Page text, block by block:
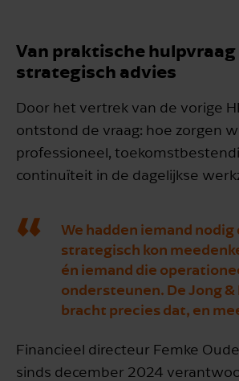
Van praktische hulpvraag
strategisch advies
Door het vertrek van de vorige
ontstond de vraag: hoe zorgen
professioneel,
continuïteit in de dagelijkse
We hadden iemand nodig
strategisch kon
én iemand die
ondersteunen. De Jong &
bracht precies dat, en
Financieel directeur Femke
sinds december 2024